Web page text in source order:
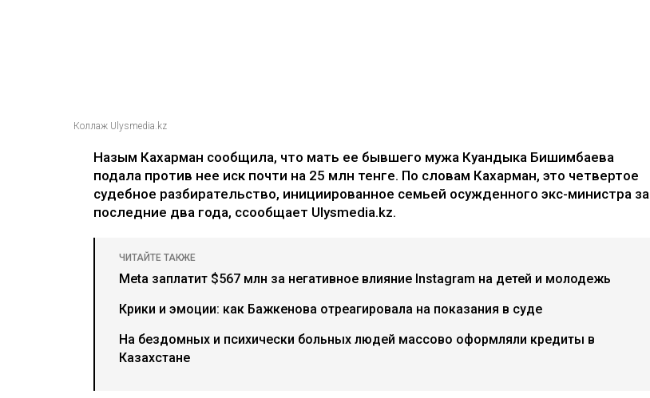
Коллаж Ulysmedia.kz
Назым Кахарман сообщила, что мать ее бывшего мужа Куандыка Бишимбаева
подала против нее иск почти на 25 млн тенге. По словам Кахарман, это четвертое
судебное разбирательство, инициированное семьей осужденного экс-министра за
последние два года, ссообщает Ulysmedia.kz.
ЧИТАЙТЕ ТАКЖЕ
Meta заплатит $567 млн за негативное влияние Instagram на детей и молодежь
Крики и эмоции: как Бажкенова отреагировала на показания в суде
На бездомных и психически больных людей массово оформляли кредиты в
Казахстане